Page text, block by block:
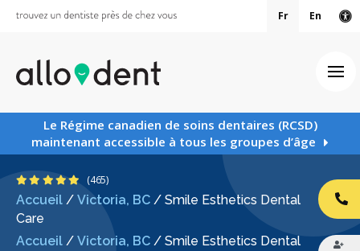
Fr En
Le Régime canadien de soins dentaires (RCSD)
maintenant accessible à tous les groupes d’âge
Accueil / Victoria, BC / Smile Esthetics Dental
Care
Accueil / Victoria, BC / Smile Esthetics Dental
4.8 étoiles
(465)